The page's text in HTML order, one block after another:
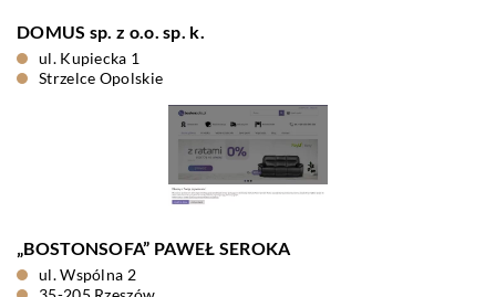
DOMUS sp. z o.o. sp. k.
ul. Kupiecka 1
Strzelce Opolskie
„BOSTONSOFA” PAWEŁ SEROKA
ul. Wspólna 2